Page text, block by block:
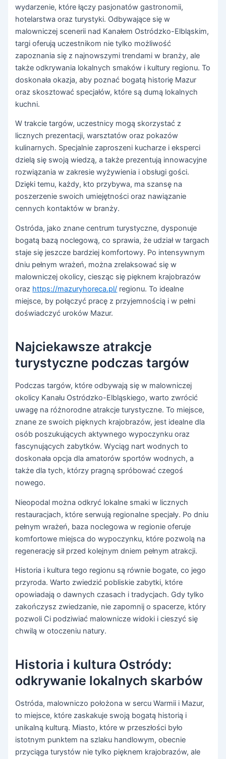
wydarzenie, które łączy pasjonatów gastronomii,
hotelarstwa oraz turystyki. Odbywające się w
malowniczej scenerii nad Kanałem Ostródzko-Elbląskim,
targi oferują uczestnikom nie tylko możliwość
zapoznania się z najnowszymi trendami w branży, ale
także odkrywania lokalnych smaków i kultury regionu. To
doskonała okazja, aby poznać bogatą historię Mazur
oraz skosztować specjałów, które są dumą lokalnych
kuchni.
W trakcie targów, uczestnicy mogą skorzystać z
licznych prezentacji, warsztatów oraz pokazów
kulinarnych. Specjalnie zaproszeni kucharze i eksperci
dzielą się swoją wiedzą, a także prezentują innowacyjne
rozwiązania w zakresie wyżywienia i obsługi gości.
Dzięki temu, każdy, kto przybywa, ma szansę na
poszerzenie swoich umiejętności oraz nawiązanie
cennych kontaktów w branży.
Ostróda, jako znane centrum turystyczne, dysponuje
bogatą bazą noclegową, co sprawia, że udział w targach
staje się jeszcze bardziej komfortowy. Po intensywnym
dniu pełnym wrażeń, można zrelaksować się w
malowniczej okolicy, ciesząc się pięknem krajobrazów
oraz https://mazuryhoreca.pl/ regionu. To idealne
miejsce, by połączyć pracę z przyjemnością i w pełni
doświadczyć uroków Mazur.
Najciekawsze atrakcje
turystyczne podczas targów
Podczas targów, które odbywają się w malowniczej
okolicy Kanału Ostródzko-Elbląskiego, warto zwrócić
uwagę na różnorodne atrakcje turystyczne. To miejsce,
znane ze swoich pięknych krajobrazów, jest idealne dla
osób poszukujących aktywnego wypoczynku oraz
fascynujących zabytków. Wyciąg nart wodnych to
doskonała opcja dla amatorów sportów wodnych, a
także dla tych, którzy pragną spróbować czegoś
nowego.
Nieopodal można odkryć lokalne smaki w licznych
restauracjach, które serwują regionalne specjały. Po dniu
pełnym wrażeń, baza noclegowa w regionie oferuje
komfortowe miejsca do wypoczynku, które pozwolą na
regenerację sił przed kolejnym dniem pełnym atrakcji.
Historia i kultura tego regionu są równie bogate, co jego
przyroda. Warto zwiedzić pobliskie zabytki, które
opowiadają o dawnych czasach i tradycjach. Gdy tylko
zakończysz zwiedzanie, nie zapomnij o spacerze, który
pozwoli Ci podziwiać malownicze widoki i cieszyć się
chwilą w otoczeniu natury.
Historia i kultura Ostródy:
odkrywanie lokalnych skarbów
Ostróda, malowniczo położona w sercu Warmii i Mazur,
to miejsce, które zaskakuje swoją bogatą historią i
unikalną kulturą. Miasto, które w przeszłości było
istotnym punktem na szlaku handlowym, obecnie
przyciąga turystów nie tylko pięknem krajobrazów, ale